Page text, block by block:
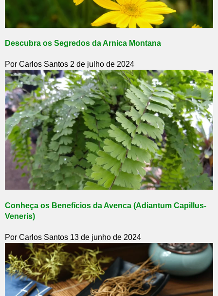
Descubra os Segredos da Arnica Montana
Por Carlos Santos 2 de julho de 2024
Conheça os Benefícios da Avenca (Adiantum Capillus-
Veneris)
Por Carlos Santos 13 de junho de 2024